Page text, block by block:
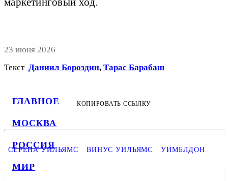
ГЛАВНОЕ
МОСКВА
РОССИЯ
МИР
23 июня 2026
Текст Даниил Бороздин, Тарас Барабаш
КОПИРОВАТЬ ССЫЛКУ
СЕРЕНА УИЛЬЯМС ВИНУС УИЛЬЯМС УИМБЛДОН